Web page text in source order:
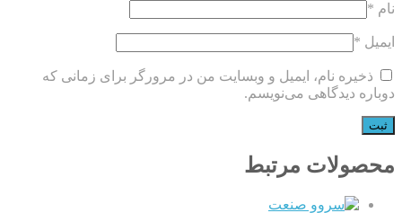
نام *
ایمیل *
ذخیره نام، ایمیل و وبسایت من در مرورگر برای زمانی که
دوباره دیدگاهی می‌نویسم.
محصولات مرتبط